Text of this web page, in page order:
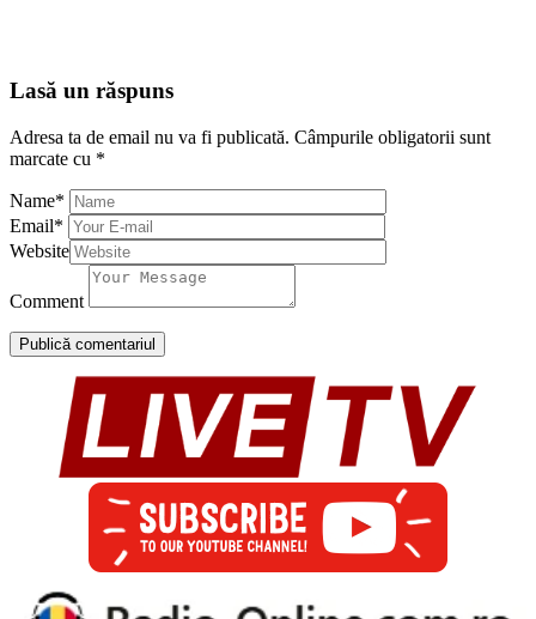
Lasă un răspuns
Adresa ta de email nu va fi publicată. Câmpurile obligatorii sunt
marcate cu *
Name*
Email*
Website
Comment